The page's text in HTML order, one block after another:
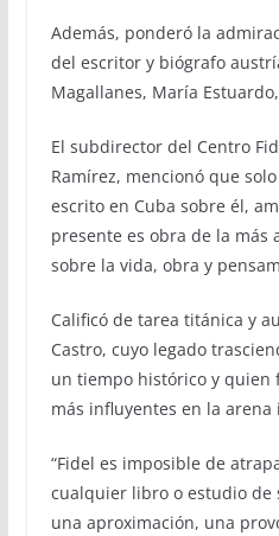
Además, ponderó la
del escritor y biógrafo
Magallanes, María
El subdirector del Centro
Ramírez, mencionó que
escrito en Cuba sobre él,
presente es obra de la más
sobre la vida, obra y
Calificó de tarea titánica y
Castro, cuyo legado
un tiempo histórico y quien
más influyentes en la
“Fidel es imposible de
cualquier libro o estudio de
una aproximación, una